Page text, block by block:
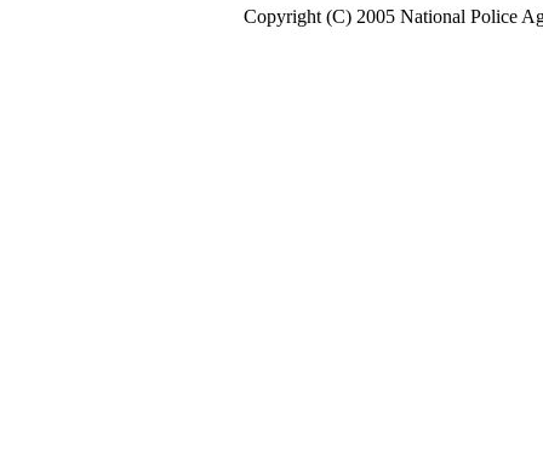
Copyright (C) 2005 National Police